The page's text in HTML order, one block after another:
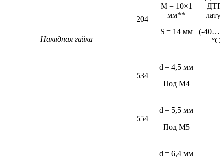
Накидная гайка
204
M = 10×1
мм**
S = 14 мм
(-
534
d = 4,5 мм
Под М4
554
d = 5,5 мм
Под М5
d = 6,4 мм